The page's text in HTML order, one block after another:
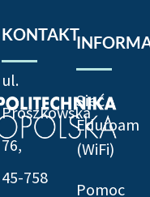
KONTAKT
ul.
Prószkowska
76,
45-758
Sieć
Eduroam
(WiFi)
Pomoc